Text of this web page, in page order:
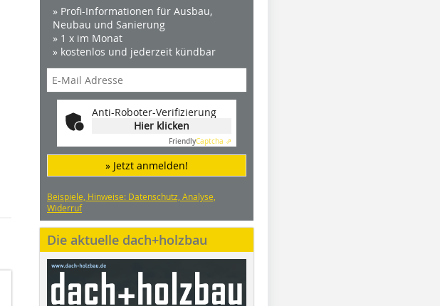
» Profi-Informationen für Ausbau,
Neubau und Sanierung
» 1 x im Monat
» kostenlos und jederzeit kündbar
Anti-Roboter-Verifizierung
Hier klicken
FriendlyCaptcha ⇗
» Jetzt anmelden!
Beispiele, Hinweise: Datenschutz, Analyse,
Widerruf
Die aktuelle dach+holzbau